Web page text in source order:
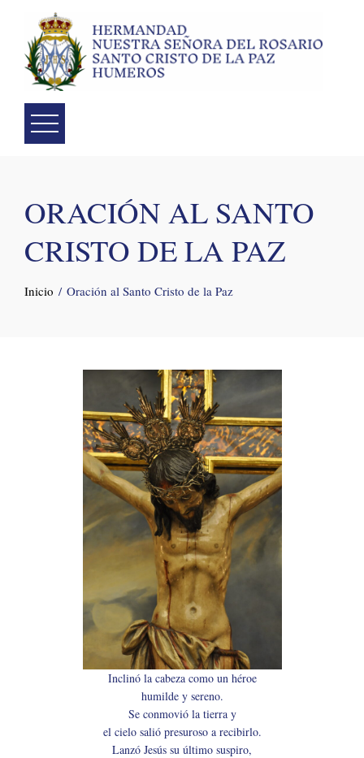
content
ORACIÓN AL SANTO
CRISTO DE LA PAZ
Inicio Oración al Santo Cristo de la Paz
Inclinó la cabeza como un héroe
humilde y sereno.
Se conmovió la tierra y
el cielo salió presuroso a recibirlo.
Lanzó Jesús su último suspiro,